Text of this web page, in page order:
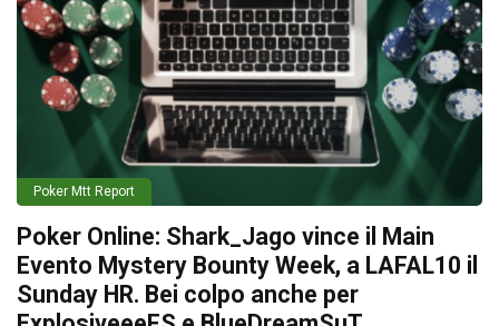
Poker Mtt Report
Poker Online: Shark_Jago vince il Main
Evento Mystery Bounty Week, a LAFAL10 il
Sunday HR. Bei colpo anche per